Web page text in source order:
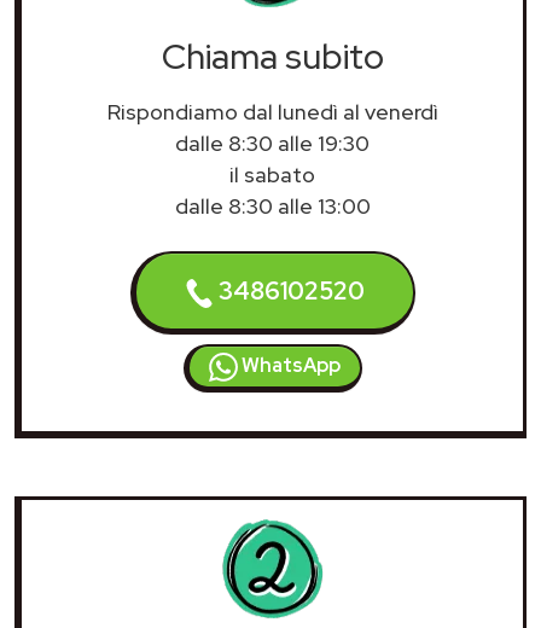
Chiama subito
Rispondiamo dal lunedì al venerdì
dalle 8:30 alle 19:30
il sabato
dalle 8:30 alle 13:00
3486102520
WhatsApp